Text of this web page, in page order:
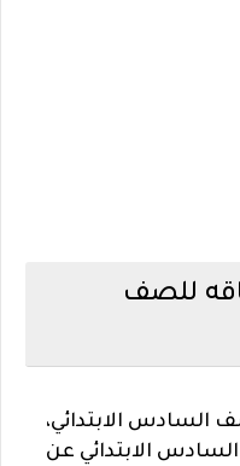
للصف
الابتدائي،
الابتدائي عن